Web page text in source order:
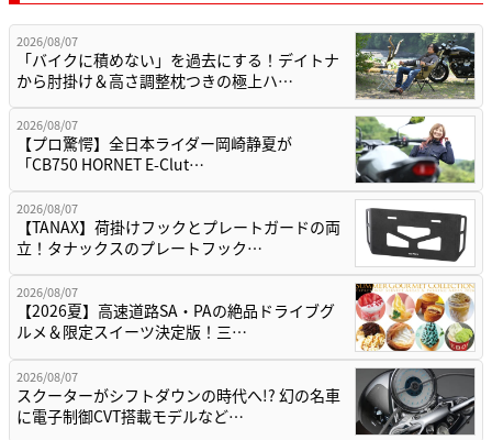
2026/08/07
「バイクに積めない」を過去にする！デイトナ
から肘掛け＆高さ調整枕つきの極上ハ…
2026/08/07
【プロ驚愕】全日本ライダー岡崎静夏が
「CB750 HORNET E-Clut…
2026/08/07
【TANAX】荷掛けフックとプレートガードの両
立！タナックスのプレートフック…
2026/08/07
【2026夏】高速道路SA・PAの絶品ドライブグ
ルメ＆限定スイーツ決定版！三…
2026/08/07
スクーターがシフトダウンの時代へ!? 幻の名車
に電子制御CVT搭載モデルなど…